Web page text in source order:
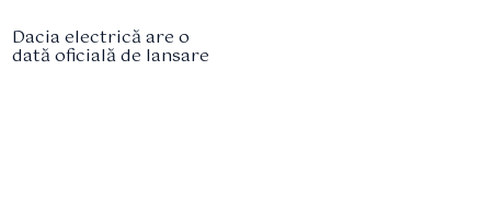
Dacia electrică are o
dată oficială de lansare